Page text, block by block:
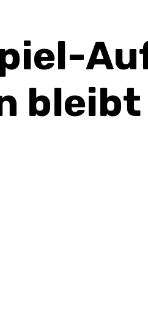
bleibt